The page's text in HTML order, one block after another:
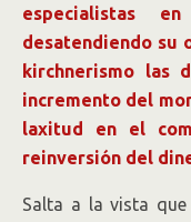
especialistas
desatendiendo su
kirchnerismo las
incremento del
laxitud en el
reinversión del
Salta a la vista